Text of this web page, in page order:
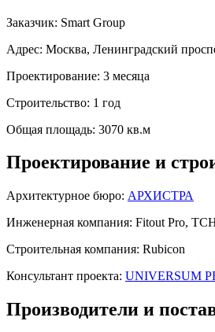
Заказчик: Smart Group
Адрес: Москва, Ленинградский
Проектирование: 3 месяца
Строительство: 1 год
Общая площадь: 3070 кв.м
Проектирование и
Архитектурное бюро: АРХИСТРА
Инженерная компания: Fitout Pro,
Строительная компания: Rubicon
Консультант проекта: UNIVERSUM
Производители и